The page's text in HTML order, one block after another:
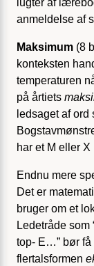
lugter af
anmeldelse af
Maksimum (8
konteksten
temperaturen
på årtiets
ledsaget af ord
har et M eller X
Endnu mere
Det er
bruger om et
Ledetråde som
top- E…” bør få
flertalsformen